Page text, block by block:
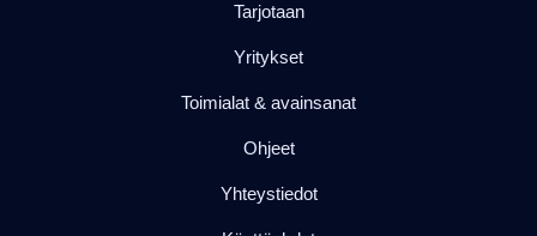
Tarjotaan
Yritykset
Toimialat & avainsanat
Ohjeet
Yhteystiedot